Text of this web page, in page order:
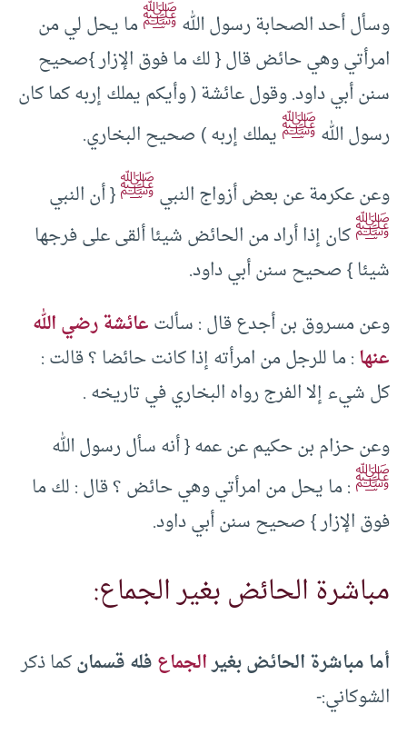
وسأل أحد الصحابة رسول اللهﷺما يحل لي من
امرأتي وهي حائض قال { لك ما فوق الإزار }صحيح
سنن أبي داود. وقول عائشة ( وأيكم يملك إربه كما كان
رسول اللهﷺيملك إربه ) صحيح البخاري.
وعن عكرمة عن بعض أزواج النبيﷺ{ أن النبي
ﷺكان إذا أراد من الحائض شيئا ألقى على فرجها
شيئا } صحيح سنن أبي داود.
وعن مسروق بن أجدع قال : سألتعائشة رضي الله
عنها: ما للرجل من امرأته إذا كانت حائضا ؟ قالت :
كل شيء إلا الفرج رواه البخاري في تاريخه .
وعن حزام بن حكيم عن عمه { أنه سأل رسول الله
ﷺ: ما يحل من امرأتي وهي حائض ؟ قال : لك ما
فوق الإزار } صحيح سنن أبي داود.
مباشرة الحائض بغير الجماع:
أما مباشرة الحائض بغيرالجماعفله قسمانكما ذكر
الشوكاني:-